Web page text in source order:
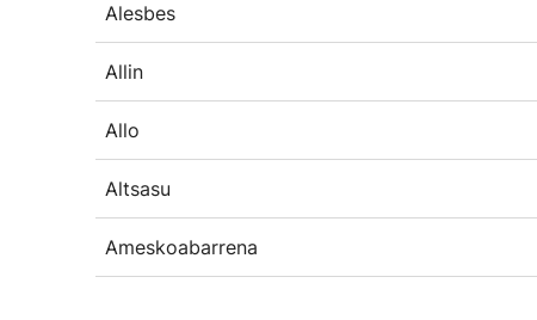
Alesbes
Allin
Allo
Altsasu
Ameskoabarrena